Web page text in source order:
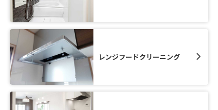
レンジフードクリーニング